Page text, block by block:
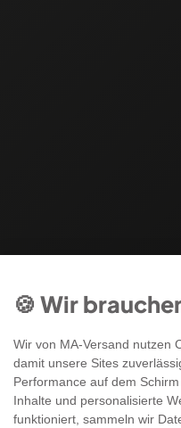
🍪 Wir
Wir von MA-Versand nutzen
damit unsere Sites
Performance auf dem
Inhalte und personalisierte
funktioniert, sammeln wir